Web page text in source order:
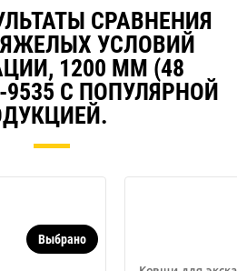
для быстрой смены
оборудования,
на ширину для
траншей.
навесном оборудовании,
со специальным
для быстрой смены
навесного оборудования CW,
быстроразъемные
быстрой смены навесного
оборудования CW оснащены
СРАВНЕНИЯ
УСЛОВИЙ
1200 ММ (48
С ПОПУЛЯРНОЙ
Выбрано